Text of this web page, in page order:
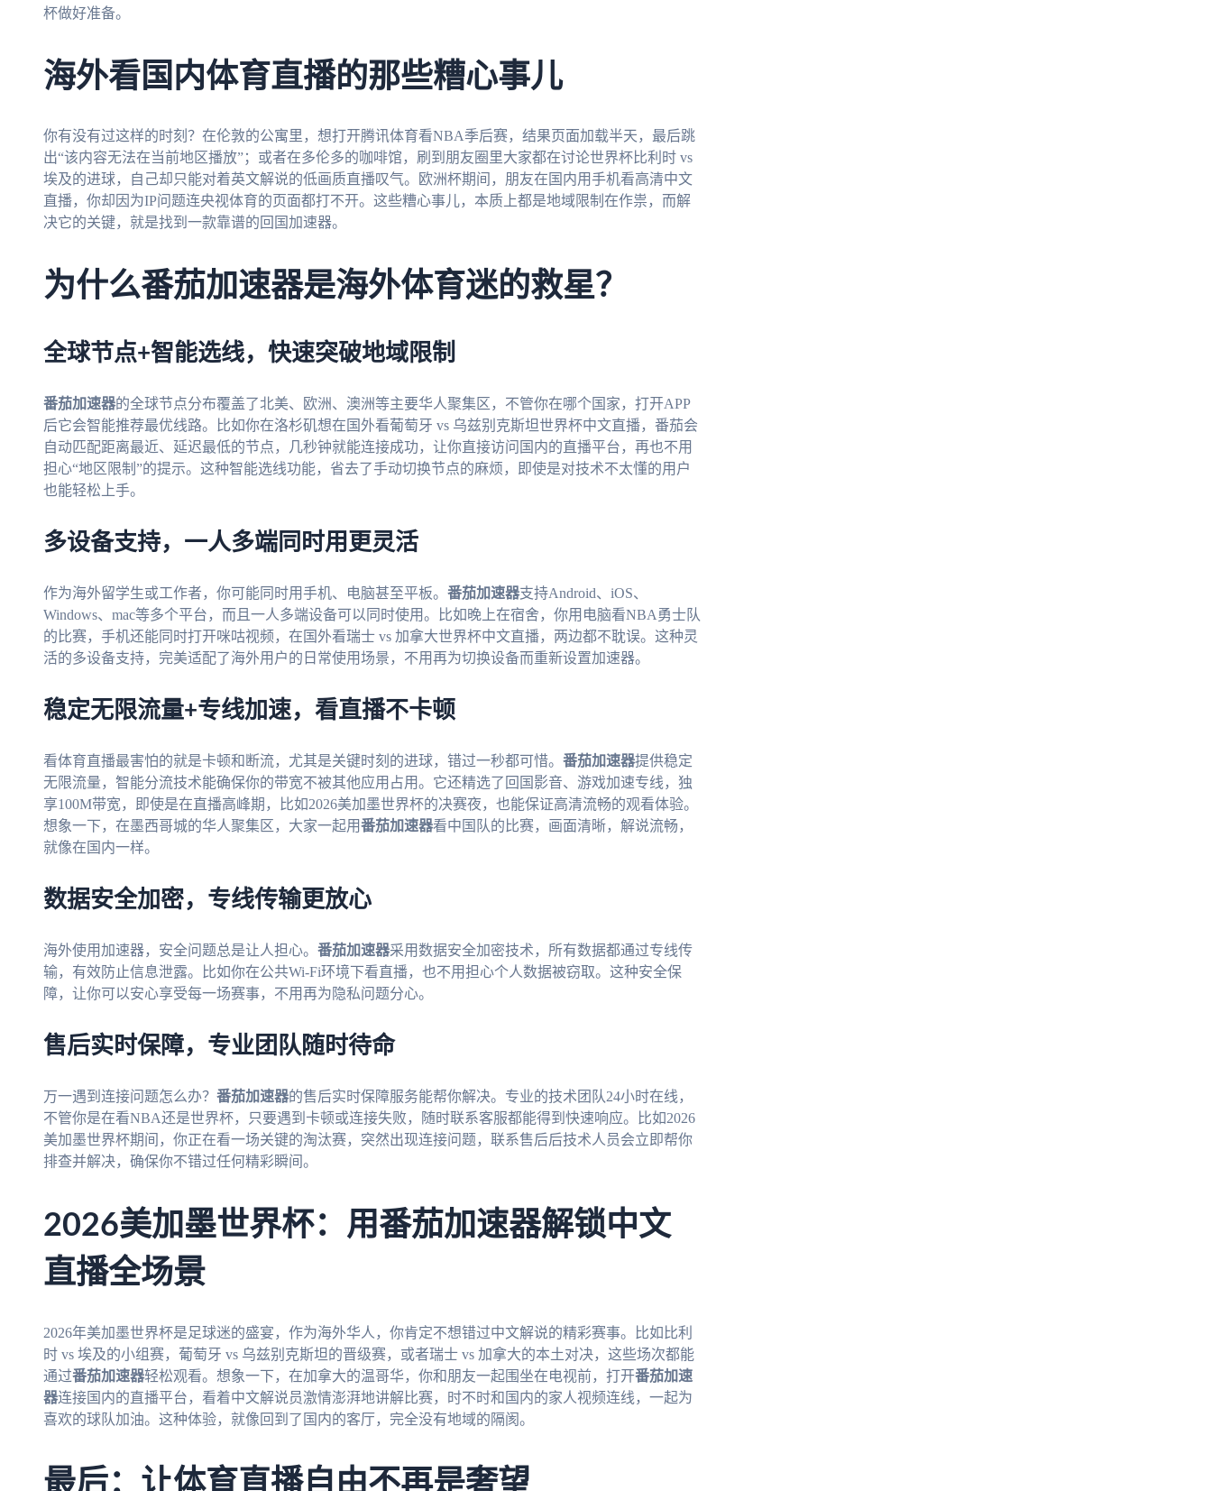
杯做好准备。
海外看国内体育直播的那些糟心事儿
你有没有过这样的时刻？在伦敦的公寓里，想打开腾讯体育看NBA季后赛，结果页面加载半天，最后跳
出“该内容无法在当前地区播放”；或者在多伦多的咖啡馆，刷到朋友圈里大家都在讨论世界杯比利时 vs
埃及的进球，自己却只能对着英文解说的低画质直播叹气。欧洲杯期间，朋友在国内用手机看高清中文
直播，你却因为IP问题连央视体育的页面都打不开。这些糟心事儿，本质上都是地域限制在作祟，而解
决它的关键，就是找到一款靠谱的回国加速器。
为什么番茄加速器是海外体育迷的救星？
全球节点+智能选线，快速突破地域限制
番茄加速器的全球节点分布覆盖了北美、欧洲、澳洲等主要华人聚集区，不管你在哪个国家，打开APP
后它会智能推荐最优线路。比如你在洛杉矶想在国外看葡萄牙 vs 乌兹别克斯坦世界杯中文直播，番茄会
自动匹配距离最近、延迟最低的节点，几秒钟就能连接成功，让你直接访问国内的直播平台，再也不用
担心“地区限制”的提示。这种智能选线功能，省去了手动切换节点的麻烦，即使是对技术不太懂的用户
也能轻松上手。
多设备支持，一人多端同时用更灵活
作为海外留学生或工作者，你可能同时用手机、电脑甚至平板。 番茄加速器支持Android、iOS、
Windows、mac等多个平台，而且一人多端设备可以同时使用。比如晚上在宿舍，你用电脑看NBA勇士队
的比赛，手机还能同时打开咪咕视频，在国外看瑞士 vs 加拿大世界杯中文直播，两边都不耽误。这种灵
活的多设备支持，完美适配了海外用户的日常使用场景，不用再为切换设备而重新设置加速器。
稳定无限流量+专线加速，看直播不卡顿
看体育直播最害怕的就是卡顿和断流，尤其是关键时刻的进球，错过一秒都可惜。 番茄加速器提供稳定
无限流量，智能分流技术能确保你的带宽不被其他应用占用。它还精选了回国影音、游戏加速专线，独
享100M带宽，即使是在直播高峰期，比如2026美加墨世界杯的决赛夜，也能保证高清流畅的观看体验。
想象一下，在墨西哥城的华人聚集区，大家一起用番茄加速器看中国队的比赛，画面清晰，解说流畅，
就像在国内一样。
数据安全加密，专线传输更放心
海外使用加速器，安全问题总是让人担心。 番茄加速器采用数据安全加密技术，所有数据都通过专线传
输，有效防止信息泄露。比如你在公共Wi-Fi环境下看直播，也不用担心个人数据被窃取。这种安全保
障，让你可以安心享受每一场赛事，不用再为隐私问题分心。
售后实时保障，专业团队随时待命
万一遇到连接问题怎么办？ 番茄加速器的售后实时保障服务能帮你解决。专业的技术团队24小时在线，
不管你是在看NBA还是世界杯，只要遇到卡顿或连接失败，随时联系客服都能得到快速响应。比如2026
美加墨世界杯期间，你正在看一场关键的淘汰赛，突然出现连接问题，联系售后后技术人员会立即帮你
排查并解决，确保你不错过任何精彩瞬间。
2026美加墨世界杯：用番茄加速器解锁中文
直播全场景
2026年美加墨世界杯是足球迷的盛宴，作为海外华人，你肯定不想错过中文解说的精彩赛事。比如比利
时 vs 埃及的小组赛，葡萄牙 vs 乌兹别克斯坦的晋级赛，或者瑞士 vs 加拿大的本土对决，这些场次都能
通过番茄加速器轻松观看。想象一下，在加拿大的温哥华，你和朋友一起围坐在电视前，打开番茄加速
器连接国内的直播平台，看着中文解说员激情澎湃地讲解比赛，时不时和国内的家人视频连线，一起为
喜欢的球队加油。这种体验，就像回到了国内的客厅，完全没有地域的隔阂。
最后：让体育直播自由不再是奢望